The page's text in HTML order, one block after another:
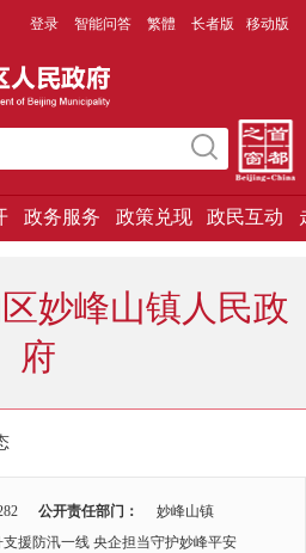
登录 智能问答 繁體 长者版 移动版
政务服务 政策兑现 政民互动
妙峰山镇人民政
府
公开责任部门：
妙峰山镇
援防汛一线 央企担当守护妙峰平安